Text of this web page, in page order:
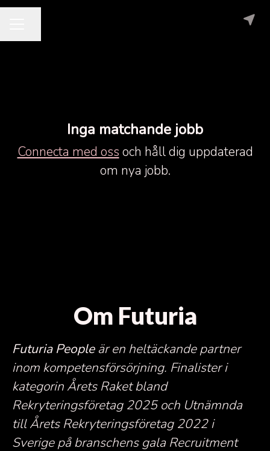
Inga matchande jobb
Connecta med oss och håll dig uppdaterad
om nya jobb.
Om Futuria
Futuria People är en heltäckande partner
inom kompetensförsörjning. Finalister i
kategorin Årets Raket bland
Rekryteringsföretag 2025 och Utnämnda
till Årets Rekryteringsföretag 2022 i
Sverige på branschens gala Recruitment